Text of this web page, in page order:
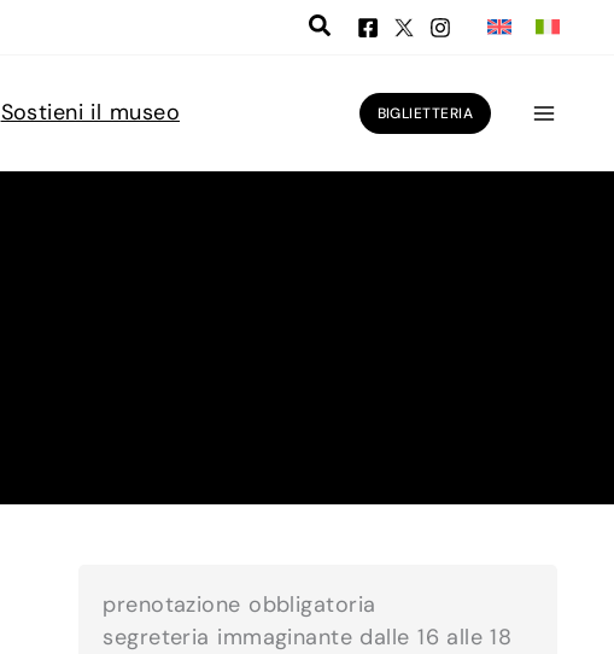
Sostieni il museo BIGLIETTERIA
prenotazione obbligatoria
segreteria immaginante dalle 16 alle 18